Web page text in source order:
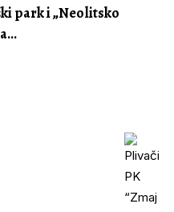
park i „Neolitsko